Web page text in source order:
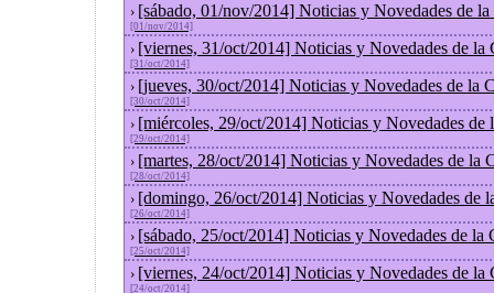
› [sábado, 01/nov/2014] Noticias y Novedades de
[01/nov/2014]
› [viernes, 31/oct/2014] Noticias y Novedades de la
[31/oct/2014]
› [jueves, 30/oct/2014] Noticias y Novedades de la
[30/oct/2014]
› [miércoles, 29/oct/2014] Noticias y Novedades de
[29/oct/2014]
› [martes, 28/oct/2014] Noticias y Novedades de la
[28/oct/2014]
› [domingo, 26/oct/2014] Noticias y Novedades de
[26/oct/2014]
› [sábado, 25/oct/2014] Noticias y Novedades de la
[25/oct/2014]
› [viernes, 24/oct/2014] Noticias y Novedades de la
[24/oct/2014]